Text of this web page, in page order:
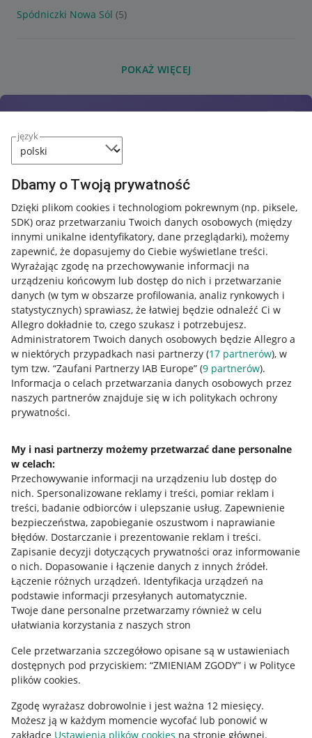
język
Dbamy o Twoją prywatność
Dzięki plikom cookies i technologiom pokrewnym (np. piksele,
SDK) oraz przetwarzaniu Twoich danych osobowych (między
innymi unikalne identyfikatory, dane przeglądarki), możemy
zapewnić, że dopasujemy do Ciebie wyświetlane treści.
Wyrażając zgodę na przechowywanie informacji na
urządzeniu końcowym lub dostęp do nich i przetwarzanie
danych (w tym w obszarze profilowania, analiz rynkowych i
statystycznych) sprawiasz, że łatwiej będzie odnaleźć Ci w
Allegro dokładnie to, czego szukasz i potrzebujesz.
Administratorem Twoich danych osobowych będzie Allegro a
w niektórych przypadkach nasi partnerzy (17 partnerów), w
tym tzw. “Zaufani Partnerzy IAB Europe” (9 partnerów).
Informacja o celach przetwarzania danych osobowych przez
naszych partnerów znajduje się w ich politykach ochrony
prywatności.
My i nasi partnerzy możemy przetwarzać dane personalne
w celach:
Przechowywanie informacji na urządzeniu lub dostęp do
nich. Spersonalizowane reklamy i treści, pomiar reklam i
treści, badanie odbiorców i ulepszanie usług. Zapewnienie
bezpieczeństwa, zapobieganie oszustwom i naprawianie
błędów. Dostarczanie i prezentowanie reklam i treści.
Zapisanie decyzji dotyczących prywatności oraz informowanie
o nich. Dopasowanie i łączenie danych z innych źródeł.
Łączenie różnych urządzeń. Identyfikacja urządzeń na
podstawie informacji przesyłanych automatycznie.
Twoje dane personalne przetwarzamy również w celu
ułatwiania korzystania z naszych stron
Cele przetwarzania szczegółowo opisane są w ustawieniach
dostępnych pod przyciskiem: “ZMIENIAM ZGODY” i w Polityce
plików cookies.
Zgodę wyrażasz dobrowolnie i jest ważna 12 miesięcy.
Możesz ją w każdym momencie wycofać lub ponowić w
zakładce Ustawienia plików cookies na stronie głównej.
Spódniczki Nowa Sól (5)
POKAŻ WIĘCEJ
Przydatne informacje
Jak to działa
Allegro Gadane dla sprzedających
Allegro Gadane dla kupujących
Mapa miejscowości
Informacje prawne
Regulamin
Polityka plików "cookies"
Ustawienia plików "cookies"
Udostępnianie lokalizacji
Informacje dla Aktu o Usługach Cyfrowych
Pobierz aplikację